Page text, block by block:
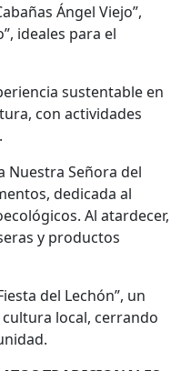
Ángel Viejo”,
ideales para el
sustentable en
con actividades
Nuestra Señora del
dedicada al
Al atardecer,
y productos
del Lechón”, un
local, cerrando